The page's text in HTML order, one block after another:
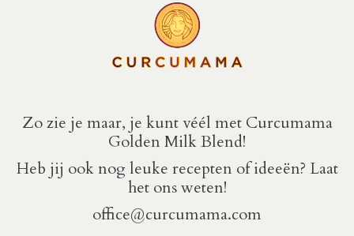
Zo zie je maar, je kunt véél met Curcumama
Golden Milk Blend!
Heb jij ook nog leuke recepten of ideeën? Laat
het ons weten!
office@curcumama.com